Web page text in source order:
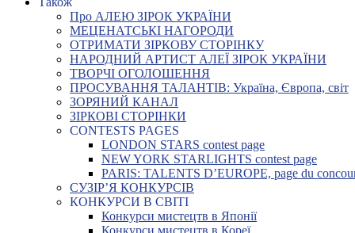
Про АЛЕЮ ЗІРОК УКРАЇНИ
МЕЦЕНАТСЬКІ НАГОРОДИ
ОТРИМАТИ ЗІРКОВУ СТОРІНКУ
НАРОДНИЙ АРТИСТ АЛЕЇ ЗІРОК УКРАЇНИ
ТВОРЧІ ОГОЛОШЕННЯ
ПРОСУВАННЯ ТАЛАНТІВ: Україна, Європа, світ
ЗОРЯНИЙ КАНАЛ
ЗІРКОВІ СТОРІНКИ
CONTESTS PAGES
LONDON STARS contest page
NEW YORK STARLIGHTS contest page
PARIS: TALENTS D’EUROPE, page du
СУЗІР’Я КОНКУРСІВ
КОНКУРСИ В СВІТІ
Конкурси мистецтв в Японії
Конкурси мистецтв в Кореї